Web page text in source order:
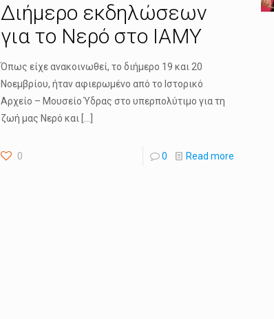
Διήμερο εκδηλώσεων
για το Νερό στο ΙΑΜΥ
Όπως είχε ανακοινωθεί, το διήμερο 19 και 20
Νοεμβρίου, ήταν αφιερωμένο από το Ιστορικό
Αρχείο – Μουσείο Ύδρας στο υπερπολύτιμο για τη
ζωή μας Νερό και
0 0 Read more